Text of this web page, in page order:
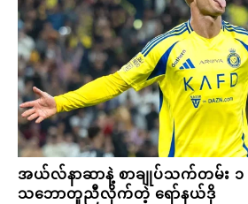
အယ်လ်နာဆာနဲ့ စာချုပ်သက်တမ်း
သဘောတူညီလိုက်တဲ့ ရော်နယ်ဒို